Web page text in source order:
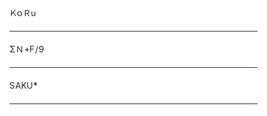
ＫｏＲｕ
ΣＮ+F/9
SAKU*